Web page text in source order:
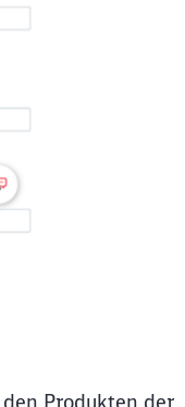
Produkten der
werden?